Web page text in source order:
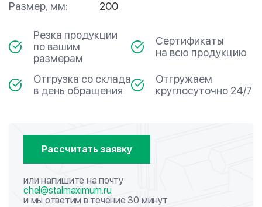
Размер, мм:
200
Резка продукции
по вашим
размерам
Сертификаты
на всю продукцию
Отгрузка со склада
в день обращения
Отгружаем
круглосуточно 24/7
Рассчитать заявку
или напишите на почту
chel@stalmaximum.ru
и мы ответим в течение 30 минут